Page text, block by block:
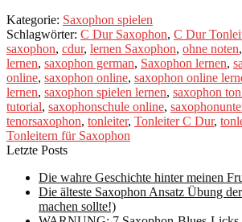
Kategorie: Saxophon spielen
Schlagwörter: C Dur Saxophon, C Dur
saxophon, cdur, lernen Saxophon, ohne noten,
lernen, saxophon german, Saxophon lernen,
online, saxophon online, saxophon online
lernen, saxophon spielen lernen, saxophon
tutorial, saxophonschule online,
tenorsaxophon, tonleiter, Tonleiter C Dur,
Tonleitern für Saxophon
Letzte Posts
Die wahre Geschichte hinter meinen
Die älteste Saxophon Ansatz Übung
machen sollte!)